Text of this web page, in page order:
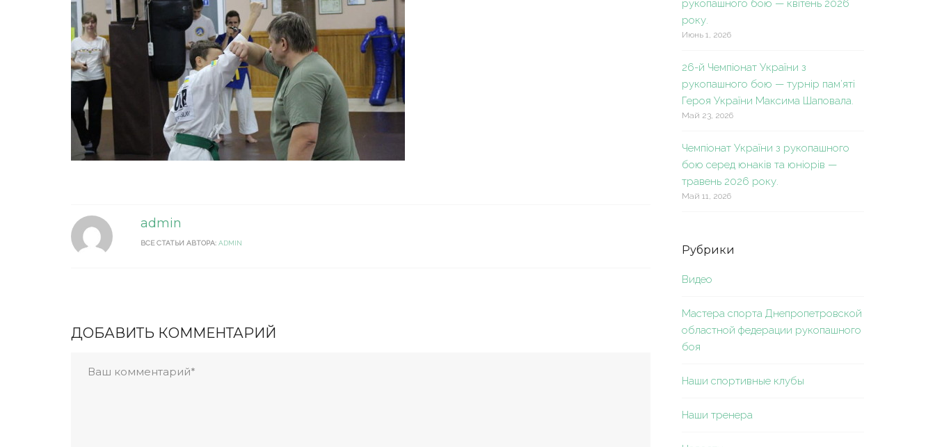
admin
ВСЕ СТАТЬИ АВТОРА: ADMIN
ДОБАВИТЬ КОММЕНТАРИЙ
рукопашного бою — квітень 2026
року.
Июнь 1, 2026
26-й Чемпіонат України з
рукопашного бою — турнір пам’яті
Героя України Максима Шаповала.
Май 23, 2026
Чемпіонат України з рукопашного
бою серед юнаків та юніорів —
травень 2026 року.
Май 11, 2026
Рубрики
Видео
Мастера спорта Днепропетровской
областной федерации рукопашного
боя
Наши спортивные клубы
Наши тренера